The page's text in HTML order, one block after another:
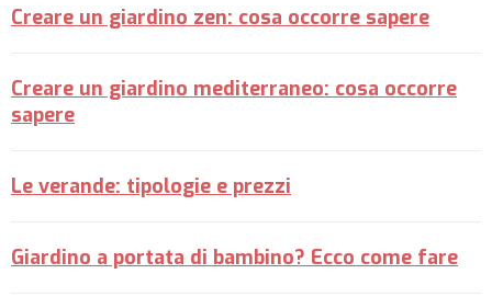
Creare un giardino zen: cosa occorre sapere
Creare un giardino mediterraneo: cosa occorre
sapere
Le verande: tipologie e prezzi
Giardino a portata di bambino? Ecco come fare